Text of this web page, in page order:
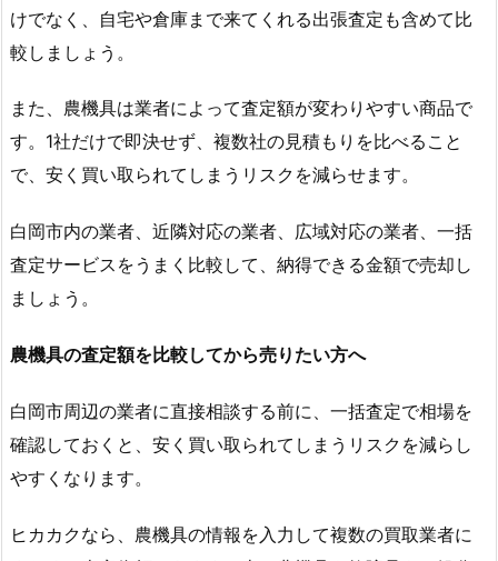
けでなく、自宅や倉庫まで来てくれる出張査定も含めて比
較しましょう。
また、農機具は業者によって査定額が変わりやすい商品で
す。1社だけで即決せず、複数社の見積もりを比べること
で、安く買い取られてしまうリスクを減らせます。
白岡市内の業者、近隣対応の業者、広域対応の業者、一括
査定サービスをうまく比較して、納得できる金額で売却し
ましょう。
農機具の査定額を比較してから売りたい方へ
白岡市周辺の業者に直接相談する前に、一括査定で相場を
確認しておくと、安く買い取られてしまうリスクを減らし
やすくなります。
ヒカカクなら、農機具の情報を入力して複数の買取業者に